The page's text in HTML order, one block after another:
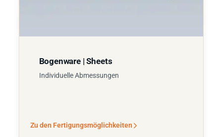
Bogenware | Sheets
Individuelle Abmessungen
Zu den Fertigungsmöglichkeiten